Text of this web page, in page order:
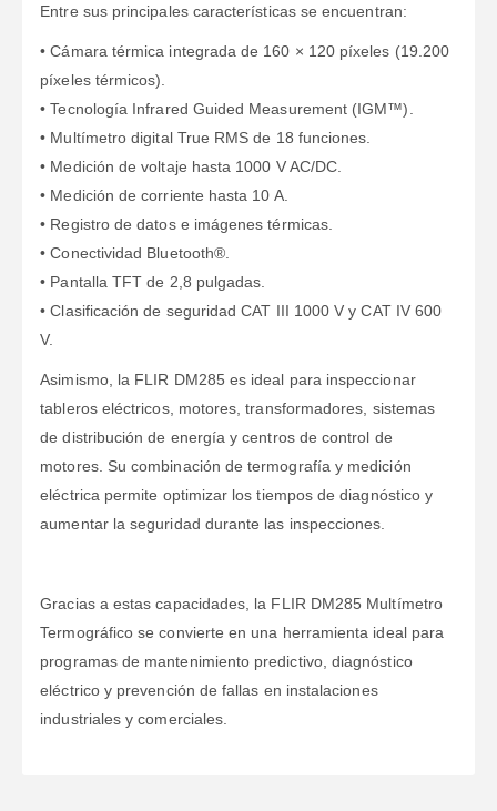
Entre sus principales características se encuentran:
• Cámara térmica integrada de 160 × 120 píxeles (19.200
píxeles térmicos).
• Tecnología Infrared Guided Measurement (IGM™).
• Multímetro digital True RMS de 18 funciones.
• Medición de voltaje hasta 1000 V AC/DC.
• Medición de corriente hasta 10 A.
• Registro de datos e imágenes térmicas.
• Conectividad Bluetooth®.
• Pantalla TFT de 2,8 pulgadas.
• Clasificación de seguridad CAT III 1000 V y CAT IV 600
V.
Asimismo, la FLIR DM285 es ideal para inspeccionar
tableros eléctricos, motores, transformadores, sistemas
de distribución de energía y centros de control de
motores. Su combinación de termografía y medición
eléctrica permite optimizar los tiempos de diagnóstico y
aumentar la seguridad durante las inspecciones.
Gracias a estas capacidades, la FLIR DM285 Multímetro
Termográfico se convierte en una herramienta ideal para
programas de mantenimiento predictivo, diagnóstico
eléctrico y prevención de fallas en instalaciones
industriales y comerciales.